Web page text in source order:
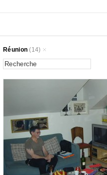
Réunion (14)